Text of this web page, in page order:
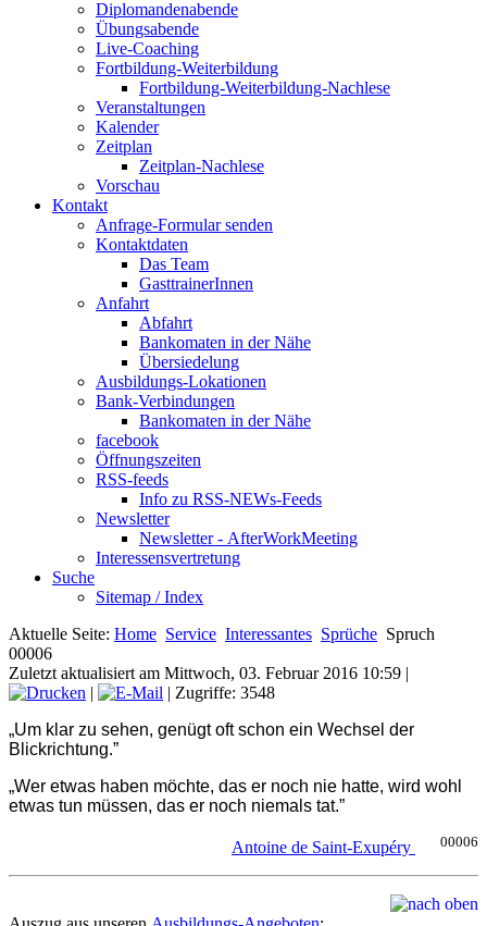
Diplomandenabende
Übungsabende
Live-Coaching
Fortbildung-Weiterbildung
Fortbildung-Weiterbildung-Nachlese
Veranstaltungen
Kalender
Zeitplan
Zeitplan-Nachlese
Vorschau
Kontakt
Anfrage-Formular senden
Kontaktdaten
Das Team
GasttrainerInnen
Anfahrt
Abfahrt
Bankomaten in der Nähe
Übersiedelung
Ausbildungs-Lokationen
Bank-Verbindungen
Bankomaten in der Nähe
facebook
Öffnungszeiten
RSS-feeds
Info zu RSS-NEWs-Feeds
Newsletter
Newsletter - AfterWorkMeeting
Interessensvertretung
Suche
Sitemap / Index
Aktuelle Seite: Home Service Interessantes Sprüche Spruch
00006
Zuletzt aktualisiert am Mittwoch, 03. Februar 2016 10:59 |
|
| Zugriffe: 3548
„Um klar zu sehen, genügt oft schon ein Wechsel der
Blickrichtung.”
„Wer etwas haben möchte, das er noch nie hatte, wird wohl
etwas tun müssen, das er noch niemals tat.”
Antoine de Saint-Exupéry 00006